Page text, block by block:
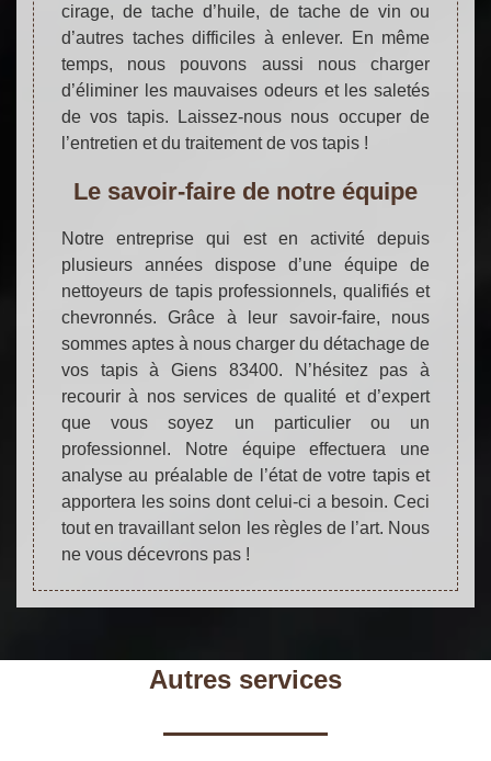
cirage, de tache d’huile, de tache de vin ou
d’autres taches difficiles à enlever. En même
temps, nous pouvons aussi nous charger
d’éliminer les mauvaises odeurs et les saletés
de vos tapis. Laissez-nous nous occuper de
l’entretien et du traitement de vos tapis !
Le savoir-faire de notre équipe
Notre entreprise qui est en activité depuis
plusieurs années dispose d’une équipe de
nettoyeurs de tapis professionnels, qualifiés et
chevronnés. Grâce à leur savoir-faire, nous
sommes aptes à nous charger du détachage de
vos tapis à Giens 83400. N’hésitez pas à
recourir à nos services de qualité et d’expert
que vous soyez un particulier ou un
professionnel. Notre équipe effectuera une
analyse au préalable de l’état de votre tapis et
apportera les soins dont celui-ci a besoin. Ceci
tout en travaillant selon les règles de l’art. Nous
ne vous décevrons pas !
Autres services